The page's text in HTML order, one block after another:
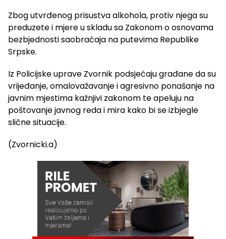
Zbog utvrđenog prisustva alkohola, protiv njega su
preduzete i mjere u skladu sa Zakonom o osnovama
bezbjednosti saobraćaja na putevima Republike
Srpske.
Iz Policijske uprave Zvornik podsjećaju građane da su
vrijeđanje, omalovažavanje i agresivno ponašanje na
javnim mjestima kažnjivi zakonom te apeluju na
poštovanje javnog reda i mira kako bi se izbjegle
slične situacije.
(Zvornicki.a)